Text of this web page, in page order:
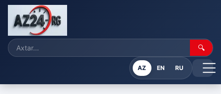
🔍
AZ EN RU